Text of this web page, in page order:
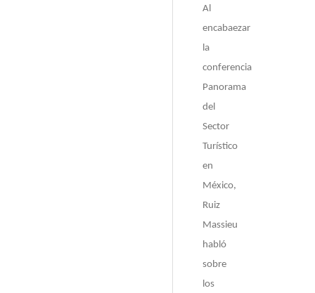
Al
encabaezar
la
conferencia
Panorama
del
Sector
Turístico
en
México,
Ruiz
Massieu
habló
sobre
los